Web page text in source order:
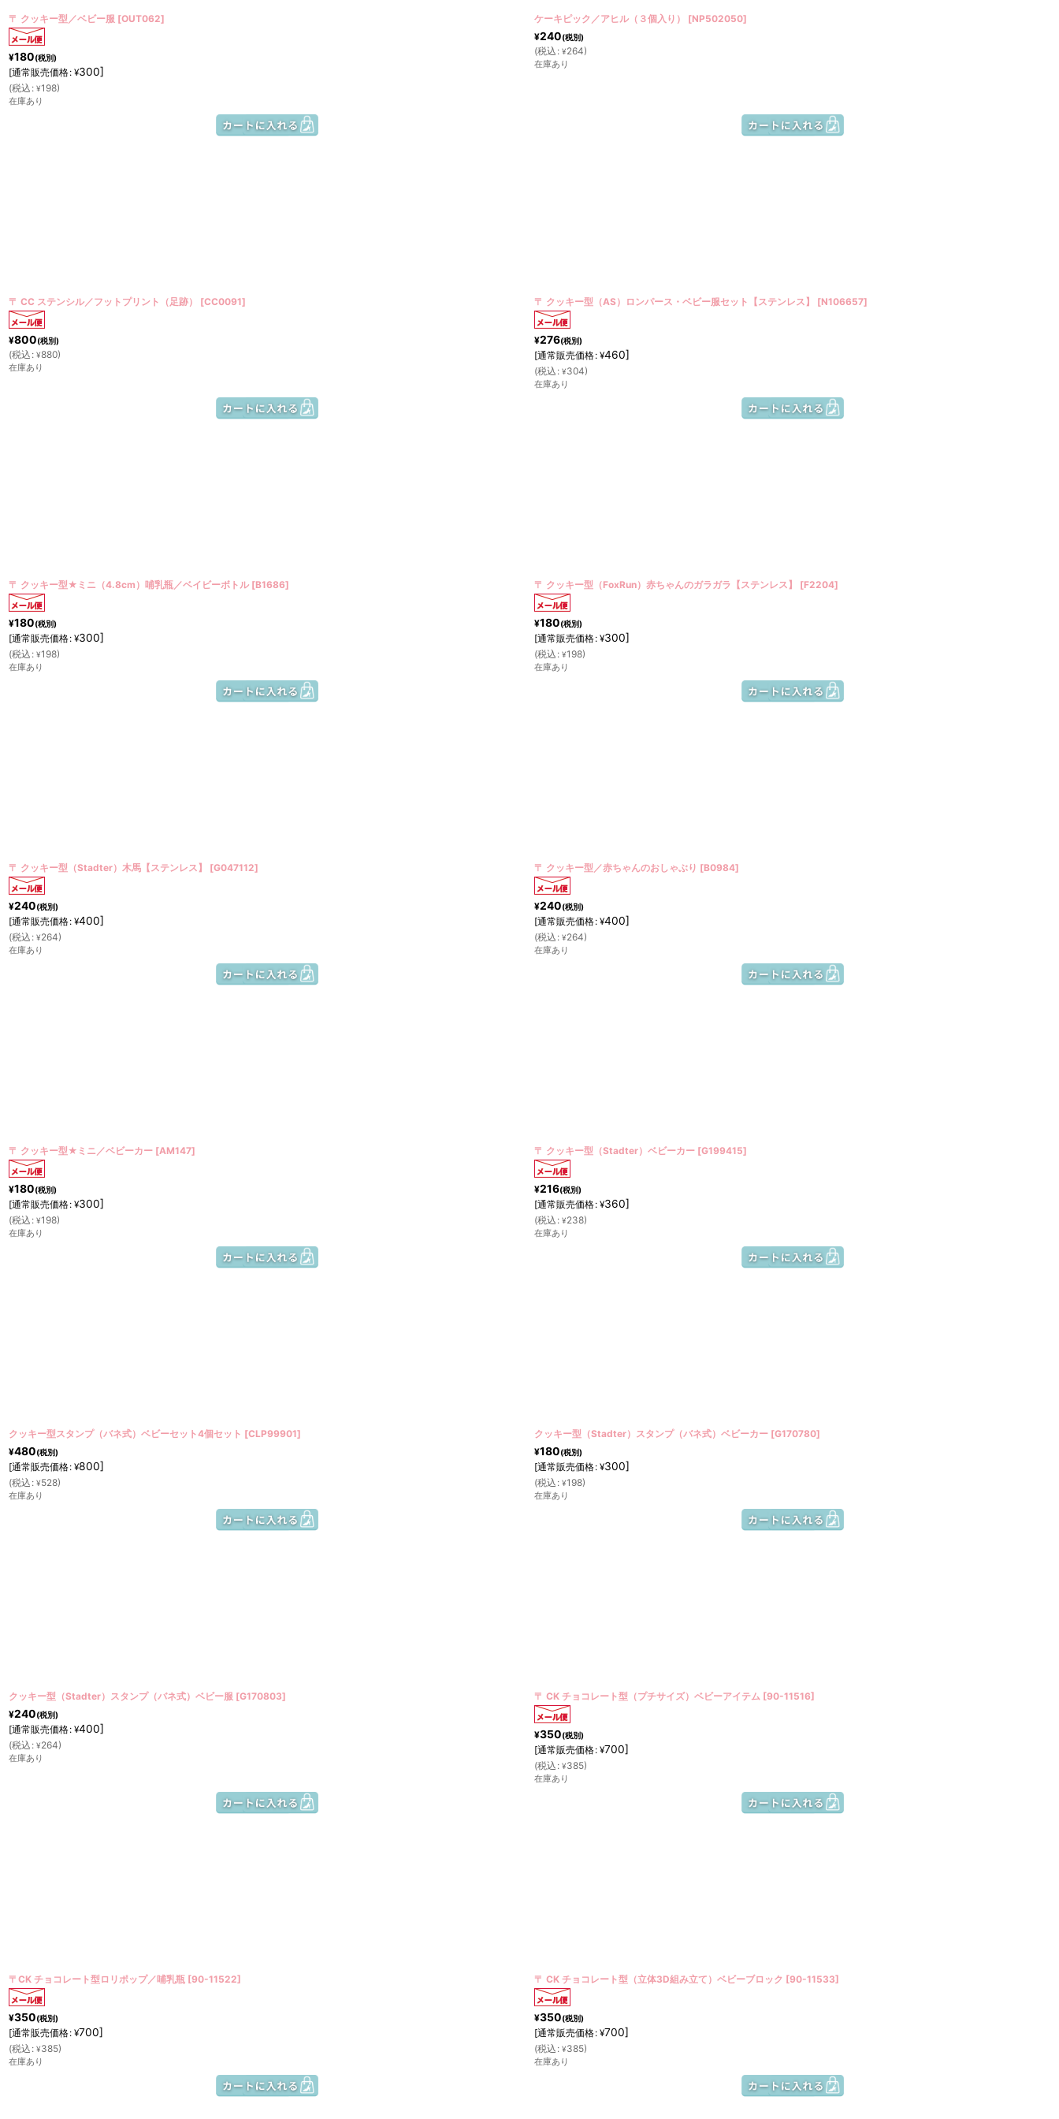
〒 クッキー型／ベビー服 [OUT062]
¥180(税別)
[通常販売価格: ¥300]
(税込 : ¥198)
在庫あり
ケーキピック／アヒル（３個入り） [NP502050]
¥240(税別)
(税込 : ¥264)
在庫あり
〒 CC ステンシル／フットプリント（足跡） [CC0091]
¥800(税別)
(税込 : ¥880)
在庫あり
〒 クッキー型（AS）ロンパース・ベビー服セット【ステンレス】 [N106657]
¥276(税別)
[通常販売価格: ¥460]
(税込 : ¥304)
在庫あり
〒 クッキー型★ミニ（4.8cm）哺乳瓶／ベイビーボトル [B1686]
¥180(税別)
[通常販売価格: ¥300]
(税込 : ¥198)
在庫あり
〒 クッキー型（FoxRun）赤ちゃんのガラガラ【ステンレス】 [F2204]
¥180(税別)
[通常販売価格: ¥300]
(税込 : ¥198)
在庫あり
〒 クッキー型（Stadter）木馬【ステンレス】 [G047112]
¥240(税別)
[通常販売価格: ¥400]
(税込 : ¥264)
在庫あり
〒 クッキー型／赤ちゃんのおしゃぶり [B0984]
¥240(税別)
[通常販売価格: ¥400]
(税込 : ¥264)
在庫あり
〒 クッキー型★ミニ／ベビーカー [AM147]
¥180(税別)
[通常販売価格: ¥300]
(税込 : ¥198)
在庫あり
〒 クッキー型（Stadter）ベビーカー [G199415]
¥216(税別)
[通常販売価格: ¥360]
(税込 : ¥238)
在庫あり
クッキー型スタンプ（バネ式）ベビーセット4個セット [CLP99901]
¥480(税別)
[通常販売価格: ¥800]
(税込 : ¥528)
在庫あり
クッキー型（Stadter）スタンプ（バネ式）ベビーカー [G170780]
¥180(税別)
[通常販売価格: ¥300]
(税込 : ¥198)
在庫あり
クッキー型（Stadter）スタンプ（バネ式）ベビー服 [G170803]
¥240(税別)
[通常販売価格: ¥400]
(税込 : ¥264)
在庫あり
〒 CK チョコレート型（プチサイズ）ベビーアイテム [90-11516]
¥350(税別)
[通常販売価格: ¥700]
(税込 : ¥385)
在庫あり
〒CK チョコレート型ロリポップ／哺乳瓶 [90-11522]
¥350(税別)
[通常販売価格: ¥700]
(税込 : ¥385)
在庫あり
〒 CK チョコレート型（立体3D組み立て）ベビーブロック [90-11533]
¥350(税別)
[通常販売価格: ¥700]
(税込 : ¥385)
在庫あり